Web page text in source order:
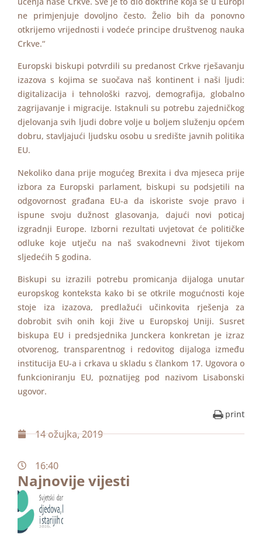
ne primjenjuje dovoljno često. Želio bih da ponovno
otkrijemo vrijednosti i vodeće principe društvenog nauka
Crkve.“
Europski biskupi potvrdili su predanost Crkve rješavanju
izazova s kojima se suočava naš kontinent i naši ljudi:
digitalizacija i tehnološki razvoj, demografija, globalno
zagrijavanje i migracije. Istaknuli su potrebu zajedničkog
djelovanja svih ljudi dobre volje u boljem služenju općem
dobru, stavljajući ljudsku osobu u središte javnih politika
EU.
Nekoliko dana prije mogućeg Brexita i dva mjeseca prije
izbora za Europski parlament, biskupi su podsjetili na
odgovornost građana EU-a da iskoriste svoje pravo i
ispune svoju dužnost glasovanja, dajući novi poticaj
izgradnji Europe. Izborni rezultati uvjetovat će političke
odluke koje utječu na naš svakodnevni život tijekom
sljedećih 5 godina.
Biskupi su izrazili potrebu promicanja dijaloga unutar
europskog konteksta kako bi se otkrile mogućnosti koje
stoje iza izazova, predlažući učinkovita rješenja za
dobrobit svih onih koji žive u Europskoj Uniji. Susret
biskupa EU i predsjednika Junckera konkretan je izraz
otvorenog, transparentnog i redovitog dijaloga između
institucija EU-a i crkava u skladu s člankom 17. Ugovora o
funkcioniranju EU, poznatijeg pod nazivom Lisabonski
ugovor.
print
14 ožujka, 2019
16:40
Najnovije vijesti